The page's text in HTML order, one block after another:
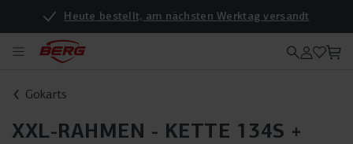
Heute bestellt, am nächsten Werktag versandt
Gokarts
XXL-RAHMEN - KETTE 134S +